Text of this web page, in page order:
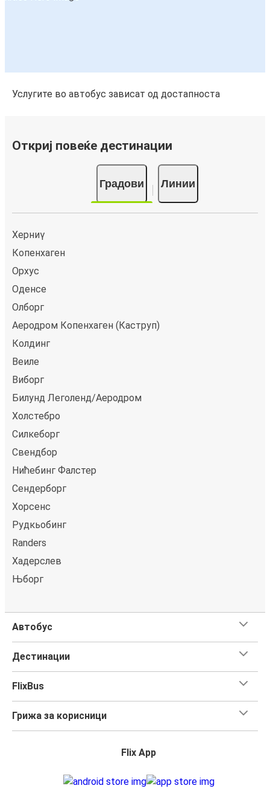
Услугите во автобус зависат од достапноста
Откриј повеќе дестинации
Градови Линии
Херниγ
Копенхаген
Орхус
Оденсе
Олборг
Аеродром Копенхаген (Каструп)
Колдинг
Веиле
Виборг
Билунд Леголенд/Аеродром
Холстебро
Силкеборг
Свендбор
Нићебинг Фалстер
Сендерборг
Хорсенс
Рудкьобинг
Randers
Хадерслев
Њборг
Автобус
Дестинации
FlixBus
Грижа за корисници
Flix App